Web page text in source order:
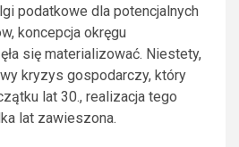
podatkowe dla potencjalnych
koncepcja okręgu
się materializować. Niestety,
kryzys gospodarczy, który
lat 30., realizacja tego
lat zawieszona.